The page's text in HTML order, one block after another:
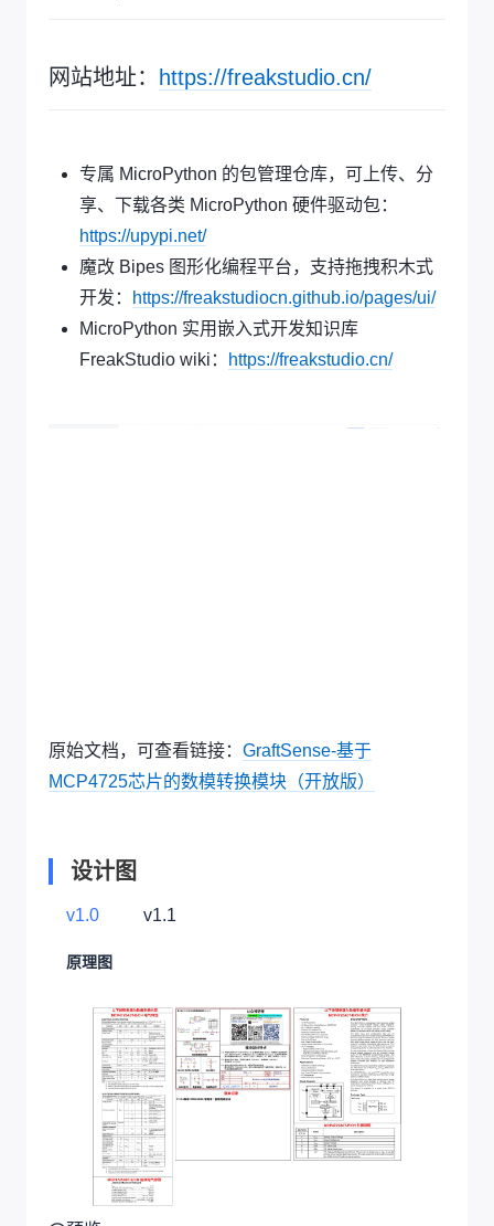
网站地址： https://freakstudio.cn/